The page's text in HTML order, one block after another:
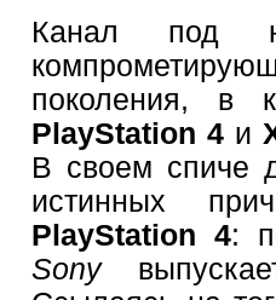
Канал под
поколения, в
PlayStation 4 и
В своем спиче
истинных
PlayStation 4:
Sony